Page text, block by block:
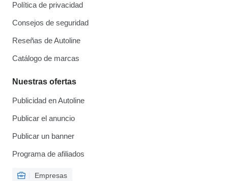
Política de privacidad
Consejos de seguridad
Reseñas de Autoline
Catálogo de marcas
Nuestras ofertas
Publicidad en Autoline
Publicar el anuncio
Publicar un banner
Programa de afiliados
Empresas